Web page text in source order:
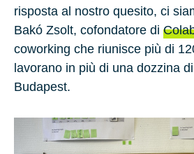
risposta al nostro quesito, ci
Bakó Zsolt, cofondatore di Cola
coworking che riunisce più di
lavorano in più di una dozzina
Budapest.